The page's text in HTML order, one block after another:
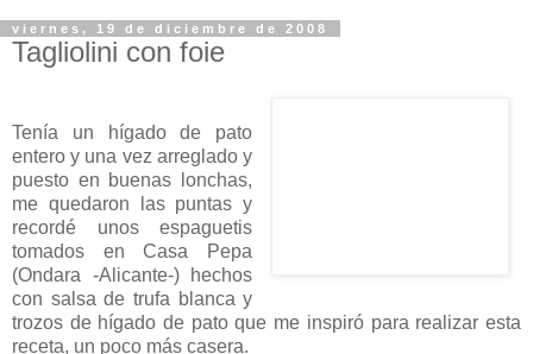
viernes, 19 de diciembre de 2008
Tagliolini con foie
Tenía un hígado de pato
entero y una vez arreglado y
puesto en buenas lonchas,
me quedaron las puntas y
recordé unos espaguetis
tomados en Casa Pepa
(Ondara -Alicante-) hechos
con salsa de trufa blanca y
trozos de hígado de pato que me inspiró para realizar esta
receta, un poco más casera.